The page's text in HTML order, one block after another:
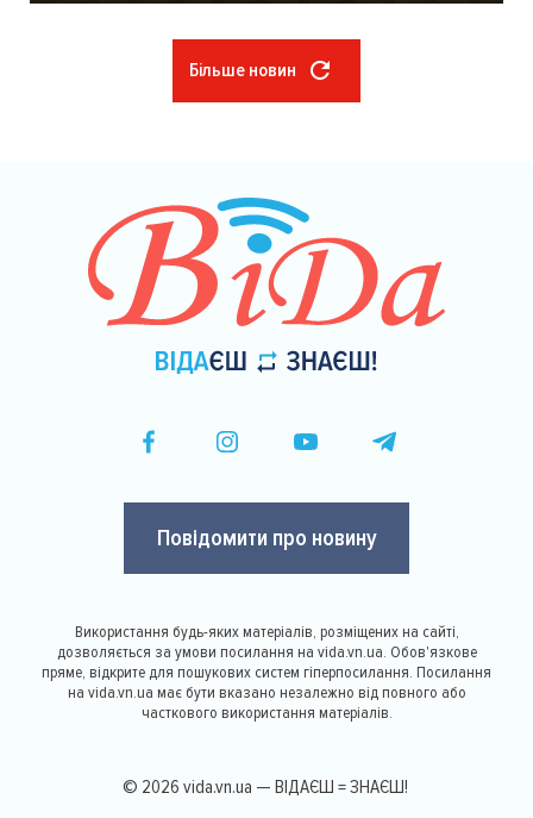
Більше новин
Повідомити про новину
Використання будь-яких матеріалів, розміщених на сайті,
дозволяється за умови посилання на vida.vn.ua. Обов'язкове
пряме, відкрите для пошукових систем гіперпосилання. Посилання
на vida.vn.ua має бути вказано незалежно від повного або
часткового використання матеріалів.
© 2026 vida.vn.ua — ВІДАЄШ = ЗНАЄШ!